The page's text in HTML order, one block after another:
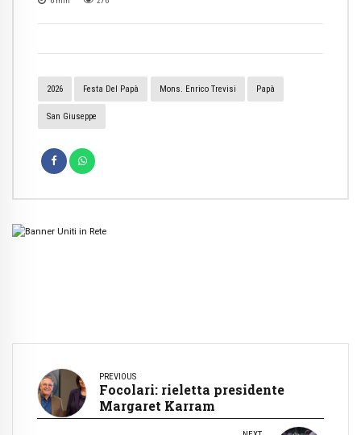
2026 Festa Del Papà Mons. Enrico Trevisi Papà
San Giuseppe
PREVIOUS
Focolari: rieletta presidente
Margaret Karram